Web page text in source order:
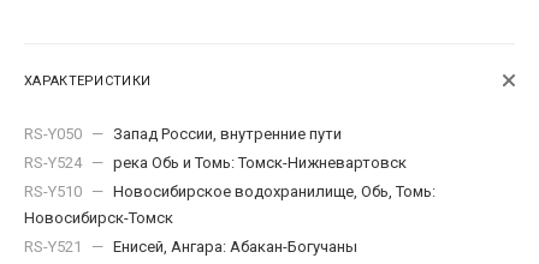
ХАРАКТЕРИСТИКИ
RS-Y050 — Запад России, внутренние пути
RS-Y524 — река Обь и Томь: Томск-Нижневартовск
RS-Y510 — Новосибирское водохранилище, Обь, Томь:
Новосибирск-Томск
RS-Y521
— Енисей, Ангара: Абакан-Богучаны